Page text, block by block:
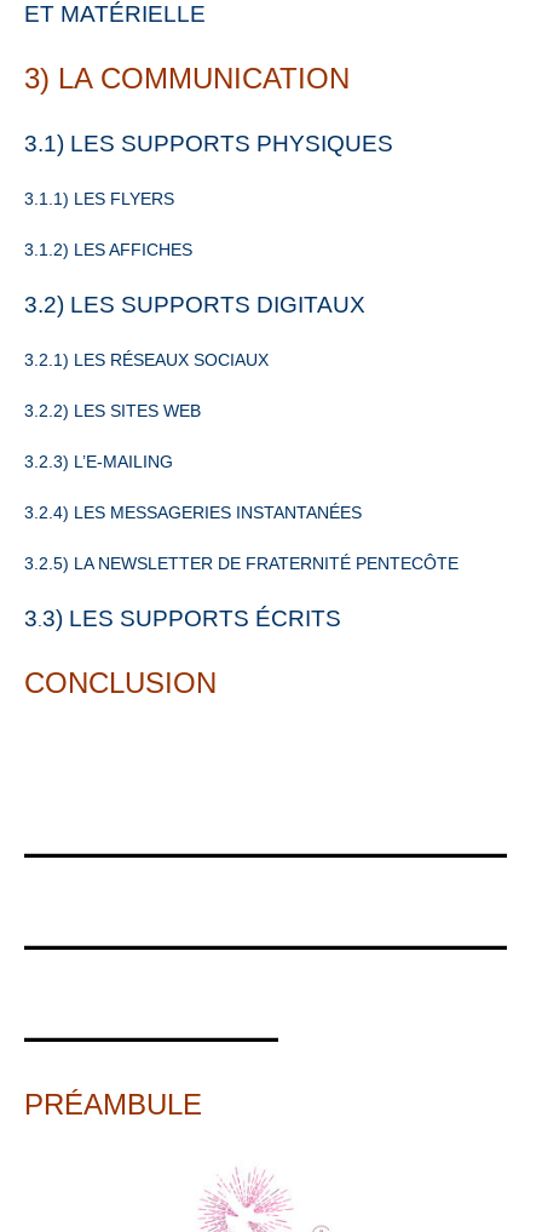
ET MATÉRIELLE
3) LA COMMUNICATION
3.1) LES SUPPORTS PHYSIQUES
3.1.1) LES FLYERS
3.1.2) LES AFFICHES
3.2) LES SUPPORTS DIGITAUX
3.2.1) LES RÉSEAUX SOCIAUX
3.2.2) LES SITES WEB
3.2.3) L’E-MAILING
3.2.4) LES MESSAGERIES INSTANTANÉES
3.2.5) LA NEWSLETTER DE FRATERNITÉ PENTECÔTE
3.3) LES SUPPORTS ÉCRITS
CONCLUSION
PRÉAMBULE